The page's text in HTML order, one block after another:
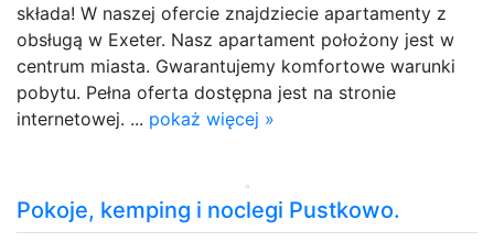
składa! W naszej ofercie znajdziecie apartamenty z
obsługą w Exeter. Nasz apartament położony jest w
centrum miasta. Gwarantujemy komfortowe warunki
pobytu. Pełna oferta dostępna jest na stronie
internetowej. ... pokaż więcej »
Pokoje, kemping i noclegi Pustkowo.